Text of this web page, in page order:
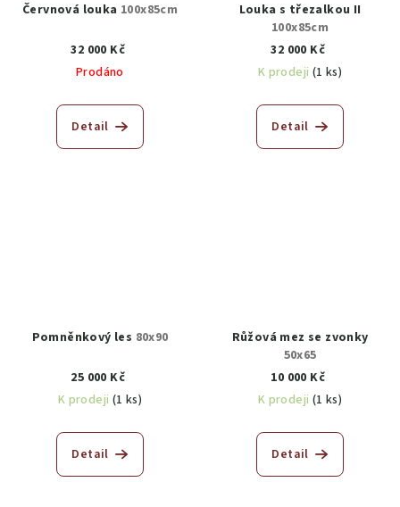
Červnová louka 100x85cm
32 000 Kč
Prodáno
Detail
Louka s třezalkou II
100x85cm
32 000 Kč
K prodeji (1 ks)
Detail
Pomněnkový les 80x90
25 000 Kč
K prodeji (1 ks)
Detail
Růžová mez se zvonky
50x65
10 000 Kč
K prodeji (1 ks)
Detail